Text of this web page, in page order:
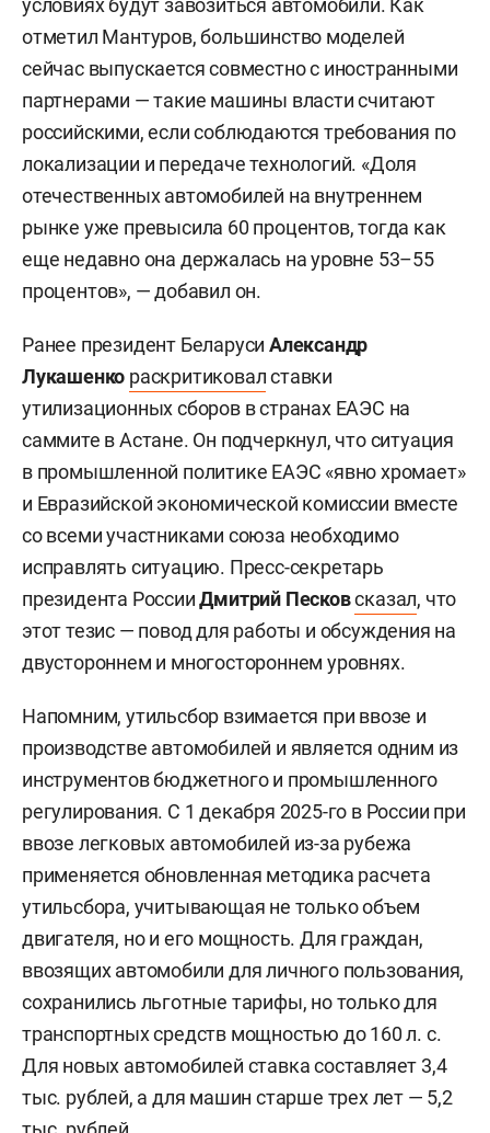
отметил Мантуров, большинство моделей
сейчас выпускается совместно с иностранными
партнерами — такие машины власти считают
российскими, если соблюдаются требования по
локализации и передаче технологий. «Доля
отечественных автомобилей на внутреннем
рынке уже превысила 60 процентов, тогда как
еще недавно она держалась на уровне 53–55
процентов», — добавил он.
Ранее президент Беларуси Александр
Лукашенко раскритиковалставки
утилизационных сборов в странах ЕАЭС на
саммите в Астане. Он подчеркнул, что ситуация
в промышленной политике ЕАЭС «явно хромает»
и Евразийской экономической комиссии вместе
со всеми участниками союза необходимо
исправлять ситуацию. Пресс-секретарь
президента РоссииДмитрий Песковсказал, что
этот тезис — повод для работы и обсуждения на
двустороннем и многостороннем уровнях.
Напомним, утильсбор взимается при ввозе и
производстве автомобилей и является одним из
инструментов бюджетного и промышленного
регулирования. С 1 декабря 2025-го в России при
ввозе легковых автомобилей из-за рубежа
применяется обновленная методика расчета
утильсбора, учитывающая не только объем
двигателя, но и его мощность. Для граждан,
ввозящих автомобили для личного пользования,
сохранились льготные тарифы, но только для
транспортных средств мощностью до 160 л. с.
Для новых автомобилей ставка составляет 3,4
тыс. рублей, а для машин старше трех лет — 5,2